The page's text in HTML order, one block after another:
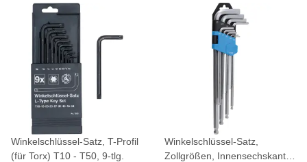
Winkelschlüssel-Satz, T-Profil
(für Torx) T10 - T50, 9-tlg.
Winkelschlüssel-Satz,
Zollgrößen, Innensechskant /